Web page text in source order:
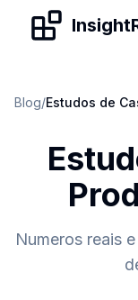
Skip to content
Blog/Estudos de
Numeros reais